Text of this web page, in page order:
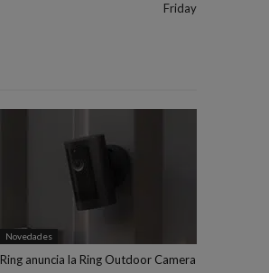
Friday
Novedades
Ring anuncia la Ring Outdoor Camera